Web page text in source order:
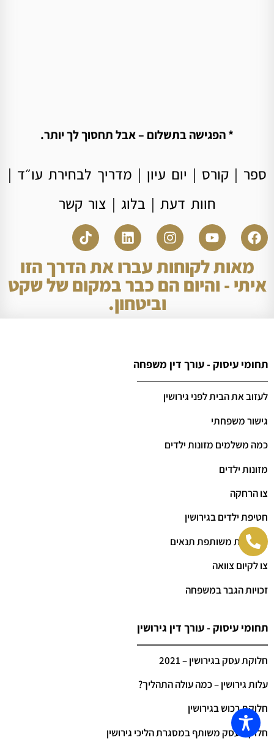
* הפגישה בתשלום – אבל תחסוך לך יותר.
ספר |קורס | יום עיון | מדריך לבחירת עו״ד |
חוות דעת | בלוג | צור קשר
מאות לקוחות עברו את הדרך הזו
איתי - והיום הם כבר במקום של שקט
וביטחון.
תחומי עיסוק - עורך דין משפחה
לעזוב את הבית לפני גירושין
גישור משפחתי
כמה משלמים מזונות ילדים
מזונות ילדים
צו הרחקה
חטיפת ילדים בגירושין
משמורת משותפת תנאים
צו לקיום צוואה
זכויות הגבר במשפחה
תחומי עיסוק - עורך דין גירושין
חלוקת עסק בגירושין – 2021
עלות גירושין – כמה עולה התהליך?
חלוקת רכוש בגירושין
חלוקת עסק משותף במסגרת הליכי גירושין